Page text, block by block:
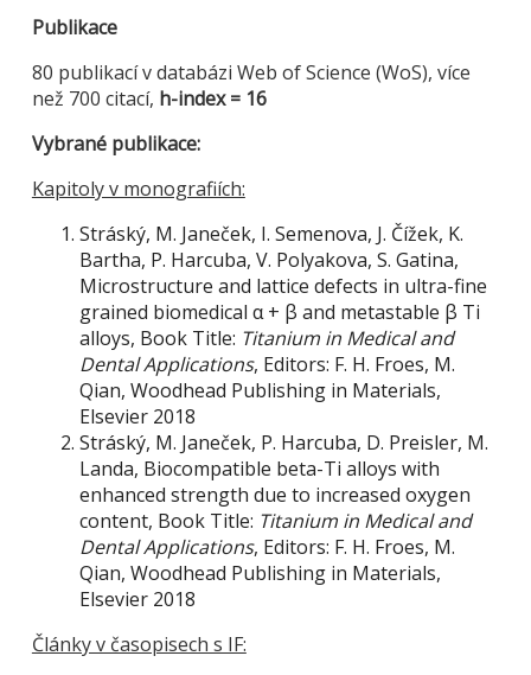
Publikace
80 publikací v databázi Web of Science (WoS), více
než 700 citací, h-index = 16
Vybrané publikace:
Kapitoly v monografiích:
Stráský, M. Janeček, I. Semenova, J. Čížek, K.
Bartha, P. Harcuba, V. Polyakova, S. Gatina,
Microstructure and lattice defects in ultra-fine
grained biomedical α + β and metastable β Ti
alloys, Book Title: Titanium in Medical and
Dental Applications, Editors: F. H. Froes, M.
Qian, Woodhead Publishing in Materials,
Elsevier 2018
Stráský, M. Janeček, P. Harcuba, D. Preisler, M.
Landa, Biocompatible beta-Ti alloys with
enhanced strength due to increased oxygen
content, Book Title: Titanium in Medical and
Dental Applications, Editors: F. H. Froes, M.
Qian, Woodhead Publishing in Materials,
Elsevier 2018
Články v časopisech s IF: